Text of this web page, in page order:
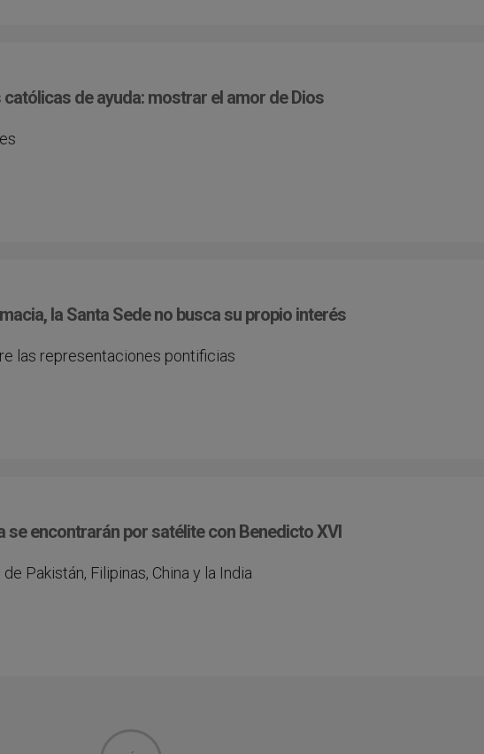
de ayuda: mostrar el amor de Dios
la Santa Sede no busca su propio interés
las representaciones pontificias
se encontrarán por satélite con Benedicto XVI
Pakistán, Filipinas, China y la India